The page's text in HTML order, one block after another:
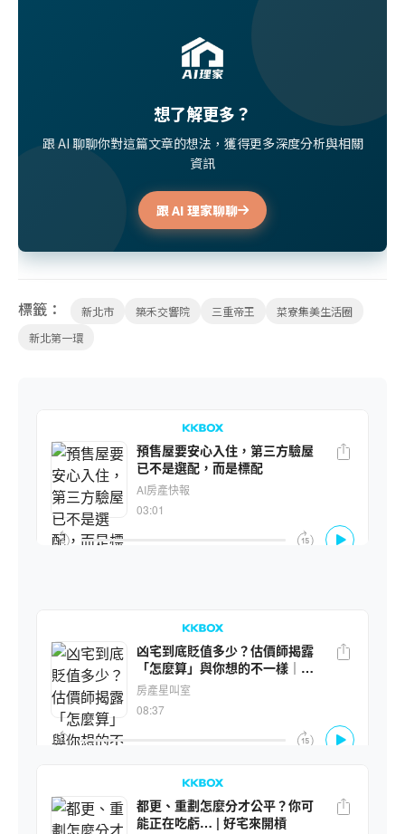
想了解更多？
跟 AI 聊聊你對這篇文章的想法，獲得更多深度分析與相關
資訊
跟 AI 理家聊聊
標籤： 新北市 築禾交響院 三重帝王
菜寮集美生活圈
新北第一環